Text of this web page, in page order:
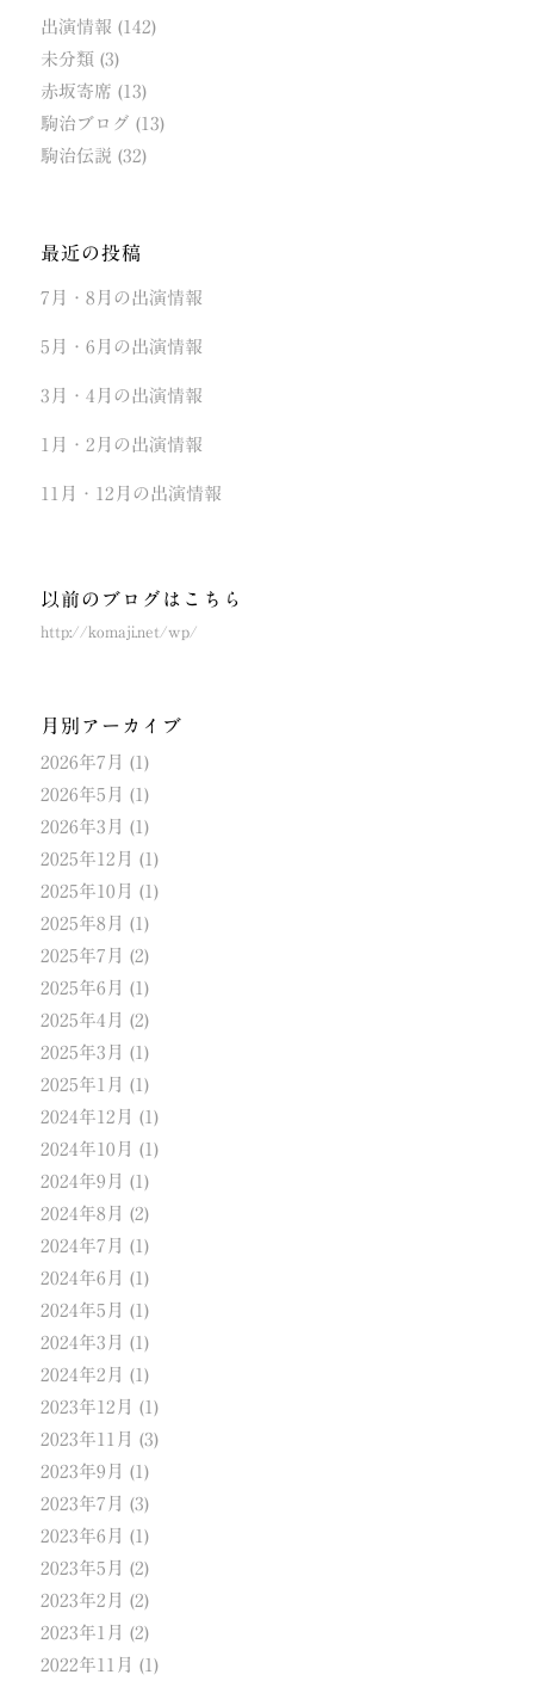
出演情報 (142)
未分類 (3)
赤坂寄席 (13)
駒治ブログ (13)
駒治伝説 (32)
最近の投稿
7月・8月の出演情報
5月・6月の出演情報
3月・4月の出演情報
1月・2月の出演情報
11月・12月の出演情報
以前のブログはこちら
http://komaji.net/wp/
月別アーカイブ
2026年7月 (1)
2026年5月 (1)
2026年3月 (1)
2025年12月 (1)
2025年10月 (1)
2025年8月 (1)
2025年7月 (2)
2025年6月 (1)
2025年4月 (2)
2025年3月 (1)
2025年1月 (1)
2024年12月 (1)
2024年10月 (1)
2024年9月 (1)
2024年8月 (2)
2024年7月 (1)
2024年6月 (1)
2024年5月 (1)
2024年3月 (1)
2024年2月 (1)
2023年12月 (1)
2023年11月 (3)
2023年9月 (1)
2023年7月 (3)
2023年6月 (1)
2023年5月 (2)
2023年2月 (2)
2023年1月 (2)
2022年11月 (1)